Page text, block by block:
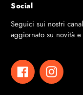
Social
Seguici sui nostri
aggiornato su novità
Facebook